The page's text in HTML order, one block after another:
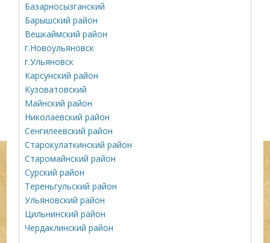
Базарносызганский
Барышский район
Вешкаймский район
г.Новоульяновск
г.Ульяновск
Карсунский район
Кузоватовский
Майнский район
Николаевский район
Сенгилеевский район
Старокулаткинский район
Старомайнский район
Сурский район
Тереньгульский район
Ульяновский район
Цильнинский район
Чердаклинский район